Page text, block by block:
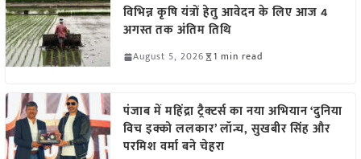
विभिन्न कृषि यंत्रों हेतु आवेदन के लिए आज 4
अगस्त तक अंतिम तिथि
August 5, 2026 1 min read
पंजाब में महिंद्रा ट्रैक्टर्स का नया अभियान ‘दुनिया
विच इक्को ललकार’ लॉन्च, सुखबीर सिंह और
परमिश वर्मा बने चेहरा